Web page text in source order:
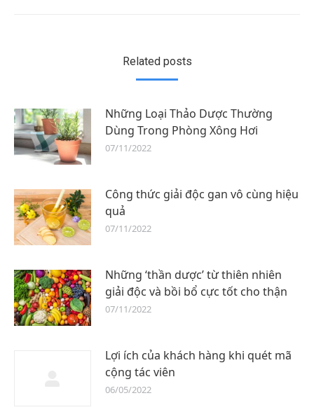
Related posts
Những Loại Thảo Dược Thường
Dùng Trong Phòng Xông Hơi
07/11/2022
Công thức giải độc gan vô cùng hiệu
quả
07/11/2022
Những ‘thần dược’ từ thiên nhiên
giải độc và bồi bổ cực tốt cho thận​
07/11/2022
Lợi ích của khách hàng khi quét mã
cộng tác viên
06/05/2022